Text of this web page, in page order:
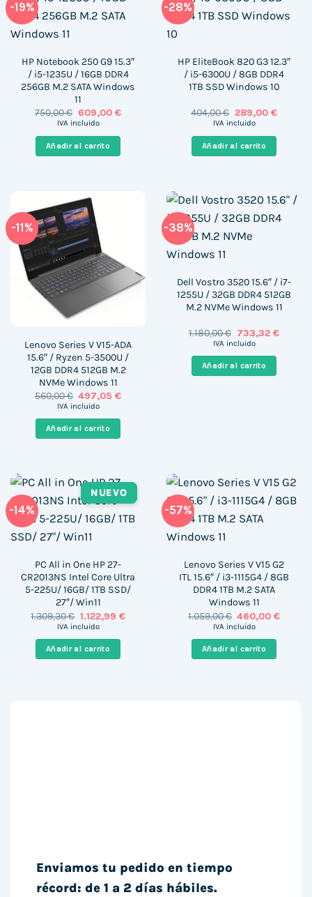
-19%
HP Notebook 250 G9 15.3″
/ i5-1235U / 16GB DDR4
256GB M.2 SATA Windows
11
750,00€ El
precio
era:
750,00 €.
609,00 €El
es:
IVA incluido
Añadir al carrito
-28%
HP EliteBook 820 G3 12.3″
/ i5-6300U / 8GB DDR4
1TB SSD Windows 10
404,00€ El
precio
era:
404,00 €.
289,00 €El
es:
IVA incluido
Añadir al carrito
-11%
Lenovo Series V V15-ADA
15.6″ / Ryzen 5-3500U /
12GB DDR4 512GB M.2
NVMe Windows 11
560,00€ El
precio
era:
560,00 €.
497,05€El
IVA incluido
Añadir al carrito
-38%
Dell Vostro 3520 15.6″ / i7-
1255U / 32GB DDR4 512GB
M.2 NVMe Windows 11
1.180,00€ El
precio
era:
1.180,00 €.
733,32 €El
IVA incluido
Añadir al carrito
-14%
NUEVO
PC All in One HP 27-
CR2013NS Intel Core Ultra
5-225U/ 16GB/ 1TB SSD/
27″/ Win11
1.309,30€ El
precio
era:
1.309,30 €.
1.122,99 €El
IVA incluido
Añadir al carrito
-57%
Lenovo Series V V15 G2
ITL 15.6″ / i3-1115G4 / 8GB
DDR4 1TB M.2 SATA
Windows 11
1.059,00€ El
precio
era:
1.059,00 €.
460,00€El
IVA incluido
Añadir al carrito
Enviamos tu pedido en tiempo
récord: de 1 a 2 días hábiles.